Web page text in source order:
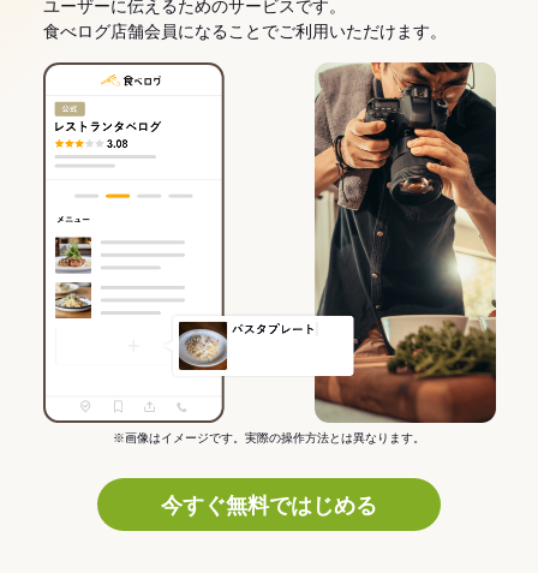
ユーザーに伝えるためのサービスです。
食べログ店舗会員になることでご利用いただけます。
※画像はイメージです。実際の操作方法とは異なります。
今すぐ無料ではじめる